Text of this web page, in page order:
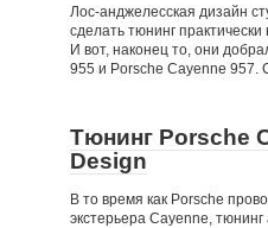
Лос-анджелесская дизайн
сделать тюнинг
И вот, наконец то, они
955 и Porsche Cayenne 957.
Тюнинг Porsche
Design
В то время как Porsche
экстерьера Cayenne,